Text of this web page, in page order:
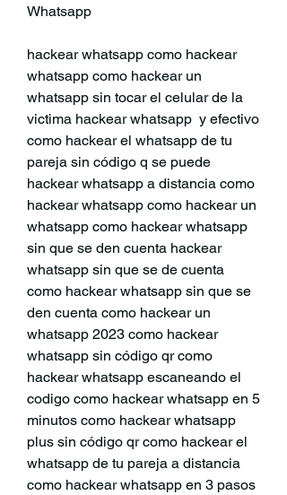
Whatsapp
hackear whatsapp como hackear
whatsapp como hackear un
whatsapp sin tocar el celular de la
victima hackear whatsapp  y efectivo
como hackear el whatsapp de tu
pareja sin código q se puede
hackear whatsapp a distancia como
hackear whatsapp como hackear un
whatsapp como hackear whatsapp
sin que se den cuenta hackear
whatsapp sin que se de cuenta
como hackear whatsapp sin que se
den cuenta como hackear un
whatsapp 2023 como hackear
whatsapp sin código qr como
hackear whatsapp escaneando el
codigo como hackear whatsapp en 5
minutos como hackear whatsapp
plus sin código qr como hackear el
whatsapp de tu pareja a distancia
como hackear whatsapp en 3 pasos